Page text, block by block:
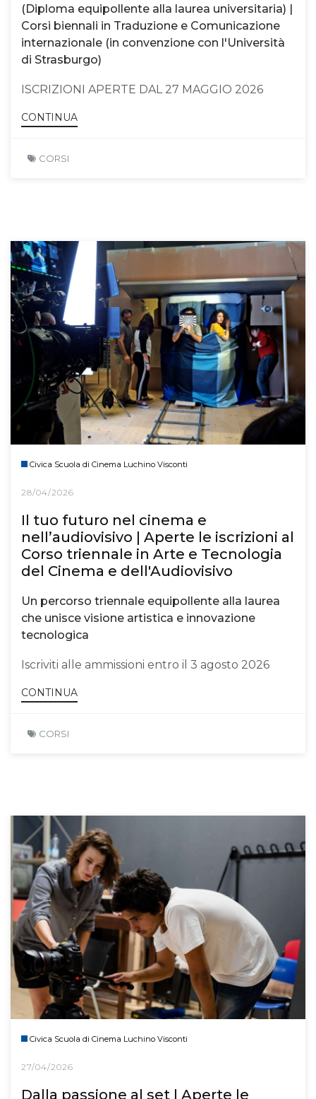
(Diploma equipollente alla laurea universitaria) |
Corsi biennali in Traduzione e Comunicazione
internazionale (in convenzione con l'Università
di Strasburgo)
ISCRIZIONI APERTE DAL 27 MAGGIO 2026
CONTINUA
CORSI
Civica Scuola di Cinema Luchino Visconti
28/04/2026
Il tuo futuro nel cinema e
nell’audiovisivo | Aperte le iscrizioni al
Corso triennale in Arte e Tecnologia
del Cinema e dell'Audiovisivo
Un percorso triennale equipollente alla laurea
che unisce visione artistica e innovazione
tecnologica
Iscriviti alle ammissioni entro il 3 agosto 2026
CONTINUA
CORSI
Civica Scuola di Cinema Luchino Visconti
27/04/2026
Dalla passione al set | Aperte le